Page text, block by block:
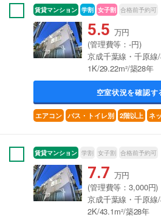
賃貸マンション 学割 女子割 合格前予約可
5.5 万円
(管理費等：-円)
京成千葉線・千原
1K/29.22m²/築28年
空室状況を確認す
エアコン バス・トイレ別 2階以上 ネ
賃貸マンション 学割 女子割 合格前予約可
7.7 万円
(管理費等：3,000円)
京成千葉線・千原
2K/43.1m²/築28年